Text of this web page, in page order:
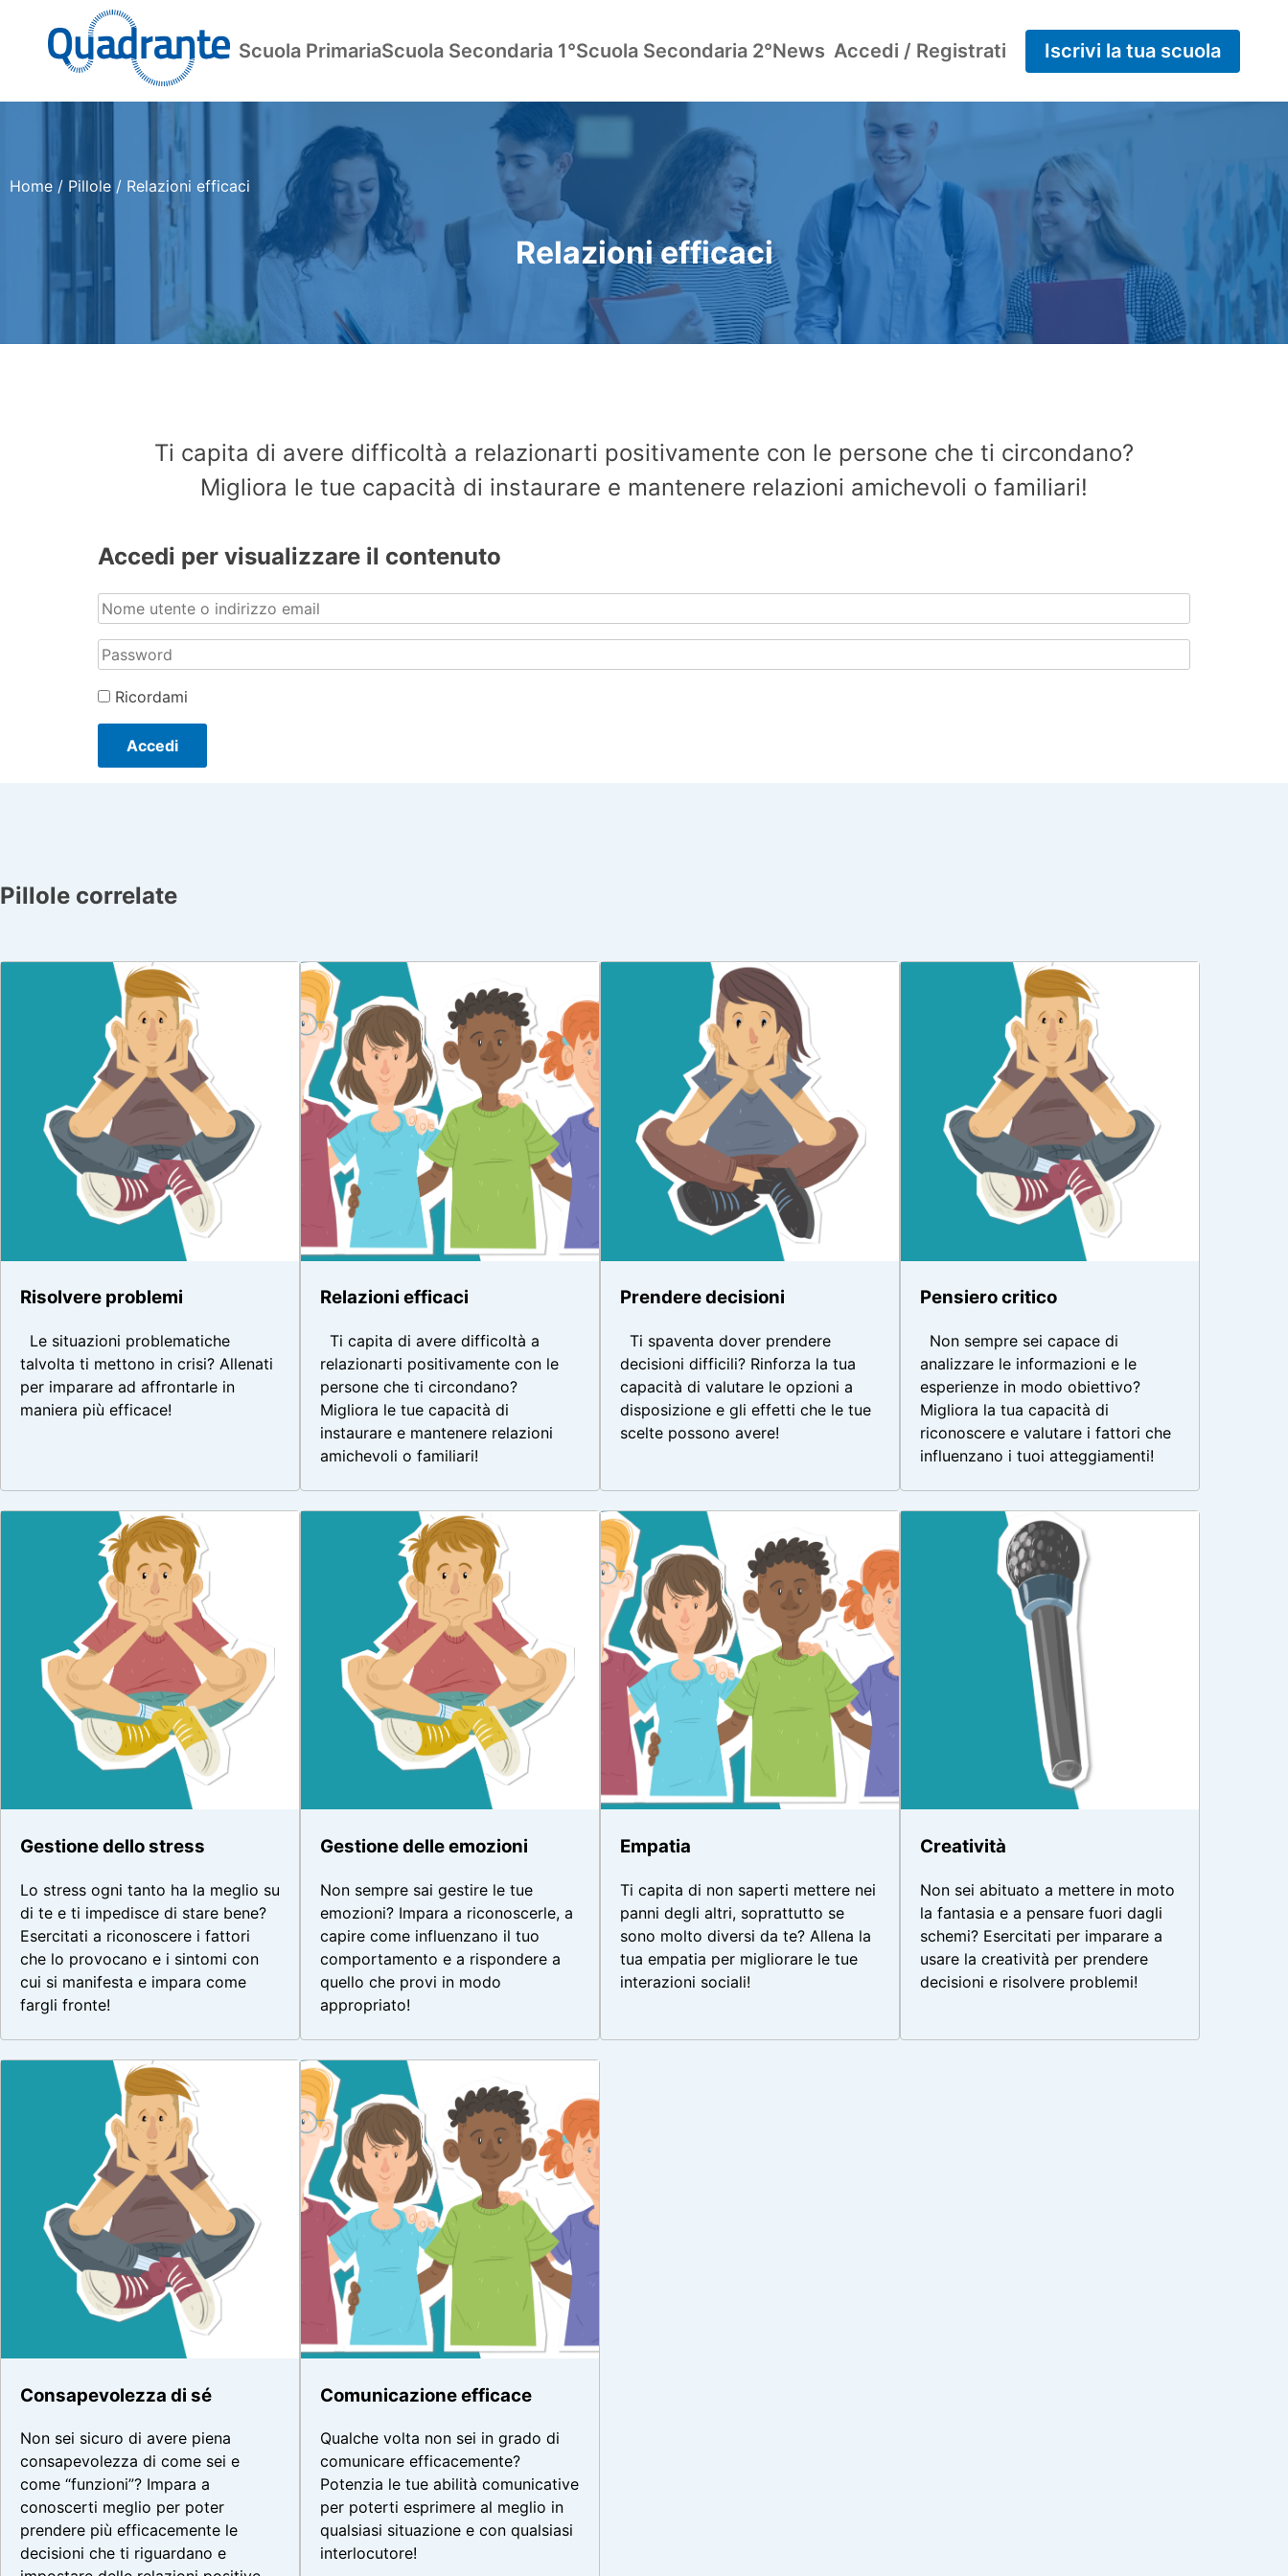
content
Scuola PrimariaScuola Secondaria 1°Scuola Secondaria 2°News Accedi / Registrati Iscrivi la tua scuola
Home / Pillole / Relazioni efficaci
Relazioni efficaci
Ti capita di avere difficoltà a relazionarti positivamente con le persone che ti circondano?
Migliora le tue capacità di instaurare e mantenere relazioni amichevoli o familiari!
Accedi per visualizzare il contenuto
Ricordami
Accedi
Pillole correlate
Risolvere problemi
Le situazioni problematiche
talvolta ti mettono in crisi? Allenati
per imparare ad affrontarle in
maniera più efficace!
Relazioni efficaci
Ti capita di avere difficoltà a
relazionarti positivamente con le
persone che ti circondano?
Migliora le tue capacità di
instaurare e mantenere relazioni
amichevoli o familiari!
Prendere decisioni
Ti spaventa dover prendere
decisioni difficili? Rinforza la tua
capacità di valutare le opzioni a
disposizione e gli effetti che le tue
scelte possono avere!
Pensiero critico
Non sempre sei capace di
analizzare le informazioni e le
esperienze in modo obiettivo?
Migliora la tua capacità di
riconoscere e valutare i fattori che
influenzano i tuoi atteggiamenti!
Gestione dello stress
Lo stress ogni tanto ha la meglio su
di te e ti impedisce di stare bene?
Esercitati a riconoscere i fattori
che lo provocano e i sintomi con
cui si manifesta e impara come
fargli fronte!
Gestione delle emozioni
Non sempre sai gestire le tue
emozioni? Impara a riconoscerle, a
capire come influenzano il tuo
comportamento e a rispondere a
quello che provi in modo
appropriato!
Empatia
Ti capita di non saperti mettere nei
panni degli altri, soprattutto se
sono molto diversi da te? Allena la
tua empatia per migliorare le tue
interazioni sociali!
Creatività
Non sei abituato a mettere in moto
la fantasia e a pensare fuori dagli
schemi? Esercitati per imparare a
usare la creatività per prendere
decisioni e risolvere problemi!
Consapevolezza di sé
Non sei sicuro di avere piena
consapevolezza di come sei e
come “funzioni”? Impara a
conoscerti meglio per poter
prendere più efficacemente le
decisioni che ti riguardano e
Comunicazione efficace
Qualche volta non sei in grado di
comunicare efficacemente?
Potenzia le tue abilità comunicative
per poterti esprimere al meglio in
qualsiasi situazione e con qualsiasi
interlocutore!